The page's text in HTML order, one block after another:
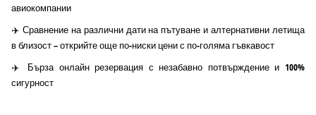
авиокомпании
✈️ Сравнение на различни дати на пътуване и алтернативни летища
в близост – открийте още по-ниски цени с по-голяма гъвкавост
✈️ Бърза онлайн резервация с незабавно потвърждение и 100%
сигурност